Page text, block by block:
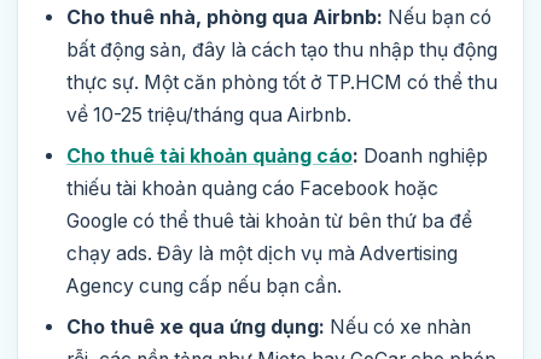
Cho thuê nhà, phòng qua Airbnb: Nếu bạn có
bất động sản, đây là cách tạo thu nhập thụ động
thực sự. Một căn phòng tốt ở TP.HCM có thể thu
về 10-25 triệu/tháng qua Airbnb.
Cho thuê tài khoản quảng cáo: Doanh nghiệp
thiếu tài khoản quảng cáo Facebook hoặc
Google có thể thuê tài khoản từ bên thứ ba để
chạy ads. Đây là một dịch vụ mà Advertising
Agency cung cấp nếu bạn cần.
Cho thuê xe qua ứng dụng: Nếu có xe nhàn